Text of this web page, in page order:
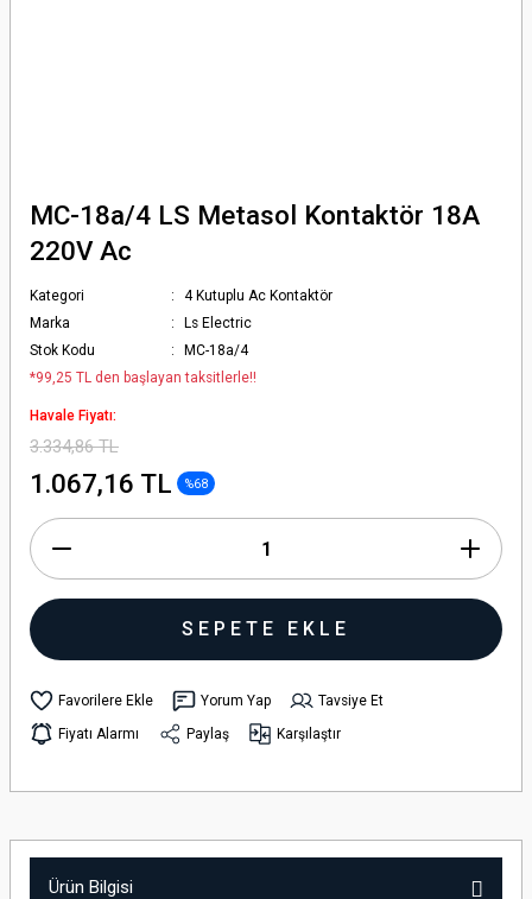
MC-18a/4 LS Metasol Kontaktör 18A
220V Ac
Kategori
4 Kutuplu Ac Kontaktör
Marka
Ls Electric
Stok Kodu
MC-18a/4
*99,25 TL den başlayan taksitlerle!!
Havale Fiyatı:
3.334,86 TL
1.067,16 TL %68
SEPETE EKLE
Yorum Yap
Tavsiye Et
Fiyatı Alarmı
Paylaş Karşılaştır
Ürün Bilgisi